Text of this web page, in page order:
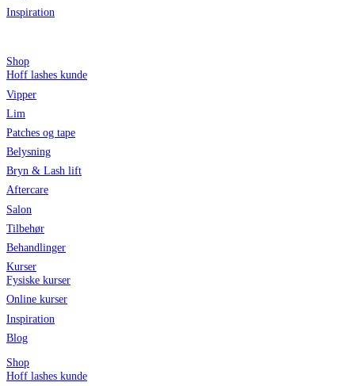
Inspiration
Shop
Hoff lashes kunde
Vipper
Lim
Patches og tape
Belysning
Bryn & Lash lift
Aftercare
Salon
Tilbehør
Behandlinger
Kurser
Fysiske kurser
Online kurser
Inspiration
Blog
Shop
Hoff lashes kunde